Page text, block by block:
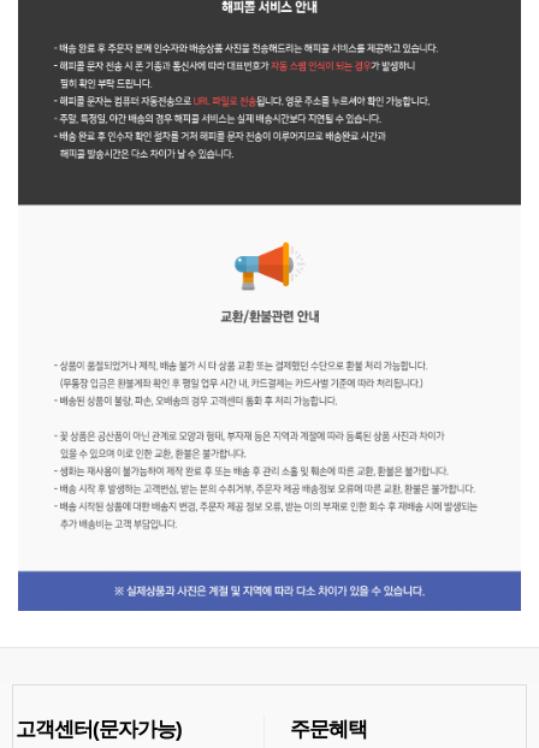
고객센터(문자가능) 주문혜택